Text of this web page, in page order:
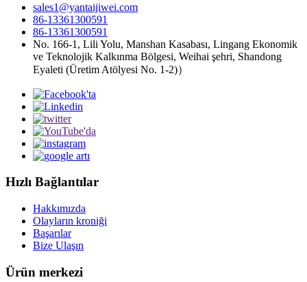
sales1@yantaijiwei.com
86-13361300591
86-13361300591
No. 166-1, Lili Yolu, Manshan Kasabası, Lingang Ekonomik
ve Teknolojik Kalkınma Bölgesi, Weihai şehri, Shandong
Eyaleti (Üretim Atölyesi No. 1-2)）
Hızlı Bağlantılar
Hakkımızda
Olayların kroniği
Başarılar
Bize Ulaşın
Ürün merkezi